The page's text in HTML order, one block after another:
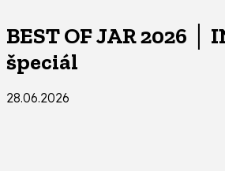
BEST OF JAR 2026 │
špeciál
28.06.2026